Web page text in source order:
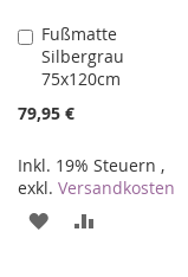
Fußmatte
Silbergrau
75x120cm
79,95 €
Inkl. 19% Steuern ,
exkl. Versandkosten
In
den
Warenkorb
ZUR